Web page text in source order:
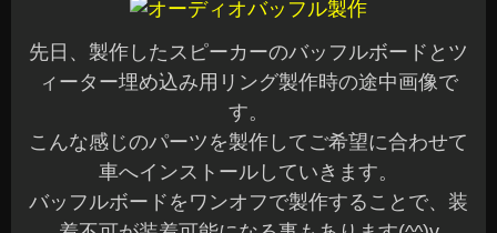
先日、製作したスピーカーのバッフルボードとツ
ィーター埋め込み用リング製作時の途中画像で
す。
こんな感じのパーツを製作してご希望に合わせて
車へインストールしていきます。
バッフルボードをワンオフで製作することで、装